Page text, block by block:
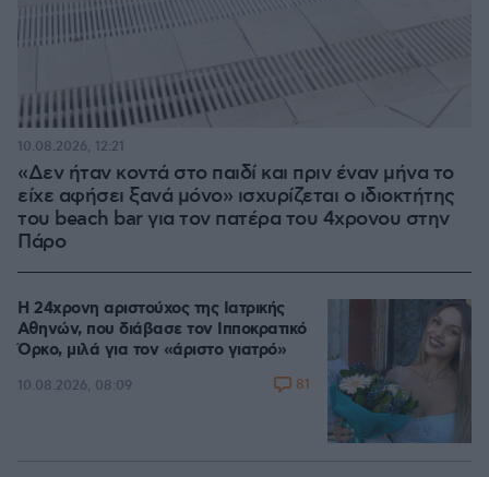
«Δεν ήταν κοντά στο παιδί και πριν έναν μήνα το
είχε αφήσει ξανά μόνο» ισχυρίζεται ο ιδιοκτήτης
του beach bar για τον πατέρα του 4χρονου στην
Πάρο
10.08.2026, 12:21
Η 24χρονη αριστούχος της Ιατρικής
Αθηνών, που διάβασε τον Ιπποκρατικό
Όρκο, μιλά για τον «άριστο γιατρό»
10.08.2026, 08:09 81